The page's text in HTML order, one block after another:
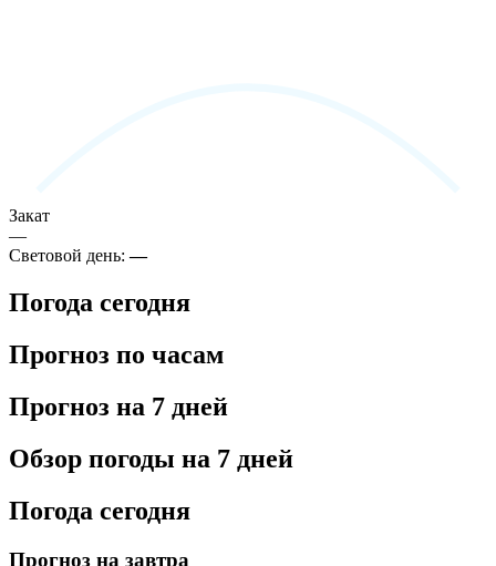
Закат
—
Световой день:—
Погода сегодня
Прогноз по часам
Прогноз на 7 дней
Обзор погоды на 7 дней
Погода сегодня
Прогноз на завтра